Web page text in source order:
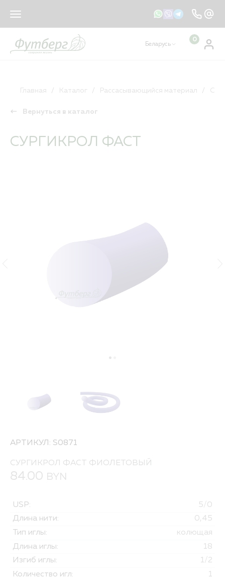
sales@footberg.by
Беларусь
0
Рассасывающийся материал
Главная Каталог Рассасывающийся материал
Вернуться в каталог
СУРГИКРОЛ ФАСТ
АРТИКУЛ: S0871
СУРГИКРОЛ ФАСТ ФИОЛЕТОВЫЙ
84.00 BYN
USP:
5/0
Длина нити:
0,45
Тип иглы:
колющая
Длина иглы:
18
Изгиб иглы:
1/2
Количество игл:
1